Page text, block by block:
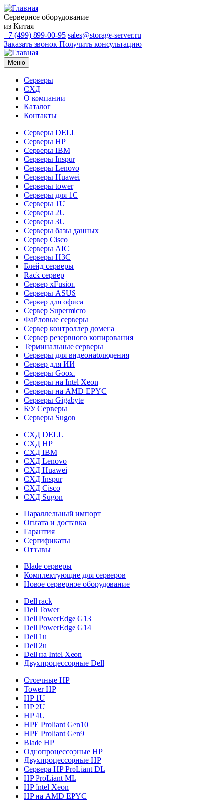
Серверное оборудование
из Китая
+7 (499) 899-00-95 sales@storage-server.ru
Заказать звонок Получить консультацию
Меню
Серверы
СХД
О компании
Каталог
Контакты
Серверы DELL
Серверы HP
Серверы IBM
Серверы Inspur
Серверы Lenovo
Серверы Huawei
Серверы tower
Серверы для 1C
Серверы 1U
Серверы 2U
Серверы 3U
Серверы базы данных
Сервер Cisco
Серверы AIC
Серверы H3C
Блейд серверы
Rack сервер
Сервер xFusion
Серверы ASUS
Сервер для офиса
Сервер Supermicro
Файловые серверы
Сервер контроллер домена
Сервер резервного копирования
Терминальные серверы
Серверы для видеонаблюдения
Сервер для ИИ
Серверы Gooxi
Серверы на Intel Xeon
Серверы на AMD EPYC
Серверы Gigabyte
Б/У Серверы
Серверы Sugon
СХД DELL
СХД HP
СХД IBM
СХД Lenovo
СХД Huawei
СХД Inspur
СХД Cisco
СХД Sugon
Параллельный импорт
Оплата и доставка
Гарантия
Сертификаты
Отзывы
Blade серверы
Комплектующие для серверов
Новое серверное оборудование
Dell rack
Dell Tower
Dell PowerEdge G13
Dell PowerEdge G14
Dell 1u
Dell 2u
Dell на Intel Xeon
Двухпроцессорные Dell
Стоечные HP
Tower HP
HP 1U
HP 2U
HP 4U
HPE Proliant Gen10
HPE Proliant Gen9
Blade HP
Однопроцессорные HP
Двухпроцессорные HP
Сервера HP ProLiant DL
HP ProLiant ML
HP Intel Xeon
HP на AMD EPYC